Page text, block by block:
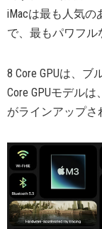
iMacは最も人気の
で、最もパワフル
8 Core GPUは、
Core GPUモデル
がラインアップさ